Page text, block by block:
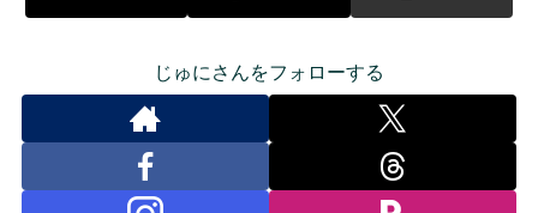
じゅにさんをフォローする